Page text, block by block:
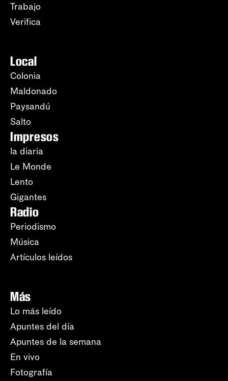
Trabajo
Verifica
Local
Colonia
Maldonado
Paysandú
Salto
Impresos
la diaria
Le Monde
Lento
Gigantes
Radio
Periodismo
Música
Artículos leídos
Más
Lo más leído
Apuntes del día
Apuntes de la semana
En vivo
Fotografía